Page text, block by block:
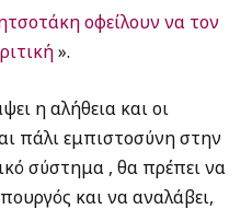
οφείλουν να τον
».
η αλήθεια και οι
πάλι εμπιστοσύνη στην
σύστημα , θα πρέπει να
και να αναλάβει,